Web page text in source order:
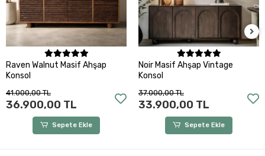
Sepete Ekle
Raven Walnut Masif Ahşap
Konsol
41.000,00 TL
36.900,00 TL
Sepete Ekle
Sepete Ekle
Noir Masif Ahşap Vintage
Konsol
37.000,00 TL
33.900,00 TL
Sepete Ekle